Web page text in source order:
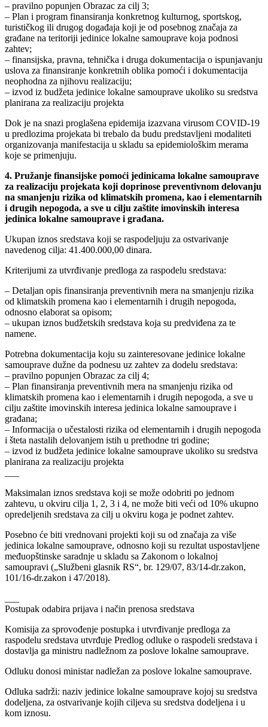
– pravilno popunjen Obrazac za cilj 3;
– Plan i program finansiranja konkretnog kulturnog, sportskog,
turističkog ili drugog događaja koji je od posebnog značaja za
građane na teritoriji jedinice lokalne samouprave koja podnosi
zahtev;
– finansijska, pravna, tehnička i druga dokumentacija o ispunjavanju
uslova za finansiranje konkretnih oblika pomoći i dokumentacija
neophodna za njihovu realizaciju;
– izvod iz budžeta jedinice lokalne samouprave ukoliko su sredstva
planirana za realizaciju projekta
Dok je na snazi proglašena epidemija izazvana virusom COVID-19
u predlozima projekata bi trebalo da budu predstavljeni modaliteti
organizovanja manifestacija u skladu sa epidemiološkim merama
koje se primenjuju.
4. Pružanje finansijske pomoći jedinicama lokalne samouprave
za realizaciju projekata koji doprinose preventivnom delovanju
na smanjenju rizika od klimatskih promena, kao i elementarnih
i drugih nepogoda, a sve u cilju zaštite imovinskih interesa
jedinica lokalne samouprave i građana.
Ukupan iznos sredstava koji se raspodeljuju za ostvarivanje
navedenog cilja: 41.400.000,00 dinara.
Kriterijumi za utvrđivanje predloga za raspodelu sredstava:
– Detaljan opis finansiranja preventivnih mera na smanjenju rizika
od klimatskih promena kao i elementarnih i drugih nepogoda,
odnosno elaborat sa opisom;
– ukupan iznos budžetskih sredstava koja su predviđena za te
namene.
Potrebna dokumentacija koju su zainteresovane jedinice lokalne
samouprave dužne da podnesu uz zahtev za dodelu sredstava:
– pravilno popunjen Obrazac za cilj 4;
– Plan finansiranja preventivnih mera na smanjenju rizika od
klimatskih promena kao i elementarnih i drugih nepogoda, a sve u
cilju zaštite imovinskih interesa jedinica lokalne samouprave i
građana;
– Informacija o učestalosti rizika od elementarnih i drugih nepogoda
i šteta nastalih delovanjem istih u prethodne tri godine;
– izvod iz budžeta jedinice lokalne samouprave ukoliko su sredstva
planirana za realizaciju projekta
Maksimalan iznos sredstava koji se može odobriti po jednom
zahtevu, u okviru cilja 1, 2, 3 i 4, ne može biti veći od 10% ukupno
opredeljenih sredstava za cilj u okviru koga je podnet zahtev.
Posebno će biti vrednovani projekti koji su od značaja za više
jedinica lokalne samouprave, odnosno koji su rezultat uspostavljene
međuopštinske saradnje u skladu sa Zakonom o lokalnoj
samoupravi („Službeni glasnik RS“, br. 129/07, 83/14-dr.zakon,
101/16-dr.zakon i 47/2018).
Postupak odabira prijava i način prenosa sredstava
Komisija za sprovođenje postupka i utvrđivanje predloga za
raspodelu sredstava utvrđuje Predlog odluke o raspodeli sredstava i
dostavlja ga ministru nadležnom za poslove lokalne samouprave.
Odluku donosi ministar nadležan za poslove lokalne samouprave.
Odluka sadrži: naziv jedinice lokalne samouprave kojoj su sredstva
dodeljena, za ostvarivanje kojih ciljeva su sredstva dodeljena i u
kom iznosu.